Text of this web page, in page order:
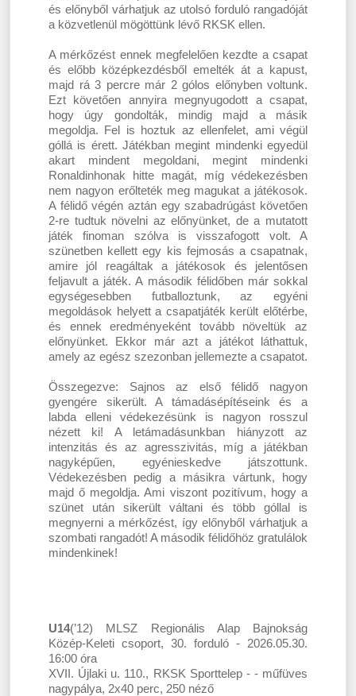
és előnyből várhatjuk az utolsó forduló rangadóját
a közvetlenül mögöttünk lévő RKSK ellen.
A mérkőzést ennek megfelelően kezdte a csapat
és előbb középkezdésből emelték át a kapust,
majd rá 3 percre már 2 gólos előnyben voltunk.
Ezt követően annyira megnyugodott a csapat,
hogy úgy gondolták, mindig majd a másik
megoldja. Fel is hoztuk az ellenfelet, ami végül
góllá is érett. Játékban megint mindenki egyedül
akart mindent megoldani, megint mindenki
Ronaldinhonak hitte magát, míg védekezésben
nem nagyon erőlteték meg magukat a játékosok.
A félidő végén aztán egy szabadrúgást követően
2-re tudtuk növelni az előnyünket, de a mutatott
játék finoman szólva is visszafogott volt. A
szünetben kellett egy kis fejmosás a csapatnak,
amire jól reagáltak a játékosok és jelentősen
feljavult a játék. A második félidőben már sokkal
egységesebben futballoztunk, az egyéni
megoldások helyett a csapatjáték került előtérbe,
és ennek eredményeként tovább növeltük az
előnyünket. Ekkor már azt a játékot láthattuk,
amely az egész szezonban jellemezte a csapatot.
Összegezve: Sajnos az első félidő nagyon
gyengére sikerült. A támadásépítéseink és a
labda elleni védekezésünk is nagyon rosszul
nézett ki! A letámadásunkban hiányzott az
intenzitás és az agresszivitás, míg a játékban
nagyképűen, egyénieskedve játszottunk.
Védekezésben pedig a másikra vártunk, hogy
majd ő megoldja. Ami viszont pozitívum, hogy a
szünet után sikerült váltani és több góllal is
megnyerni a mérkőzést, így előnyből várhatjuk a
szombati rangadót! A második félidőhöz gratulálok
mindenkinek!
U14(’12) MLSZ Regionális Alap Bajnokság
Közép-Keleti csoport, 30. forduló - 2026.05.30.
16:00 óra
XVII. Újlaki u. 110., RKSK Sporttelep - - műfüves
nagypálya, 2x40 perc, 250 néző